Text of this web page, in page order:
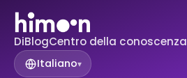
DiBlogCentro della conoscenza
Italiano▾